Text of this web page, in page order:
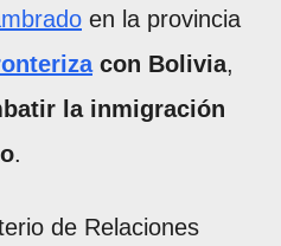
en la provincia
con Bolivia,
la inmigración
.
de Relaciones